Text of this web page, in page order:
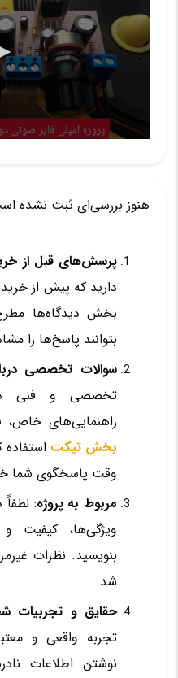
هنوز بررسی‌ای ثبت نشده
پرسش‌های قبل از
دارید که پیش از خرید
بخش دیدگاه‌ها
بتوانند پاسخ‌ها را
سوالات تخصصی
تخصصی و فنی
راهنمایی‌های خاص،
بخش تیکت
وقت پاسخگوی شما
مربوط به پروژه: لطفاً
ویژگی‌ها، کیفیت
بنویسید. نظرات
شد.
حقایق و تجربیات
تجربه واقعی و
نوشتن اطلاعات